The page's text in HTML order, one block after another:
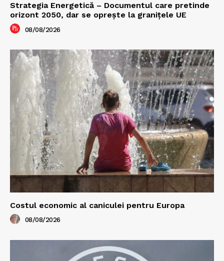
Strategia Energetică – Documentul care pretinde
orizont 2050, dar se oprește la granițele UE
08/08/2026
Costul economic al caniculei pentru Europa
08/08/2026